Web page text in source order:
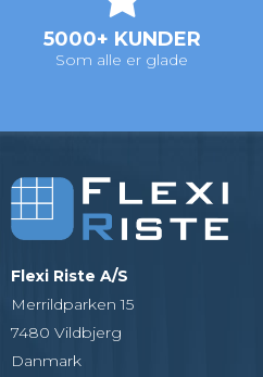
5000+ KUNDER
Som alle er glade
Flexi Riste A/S
Merrildparken 15
7480 Vildbjerg
Danmark